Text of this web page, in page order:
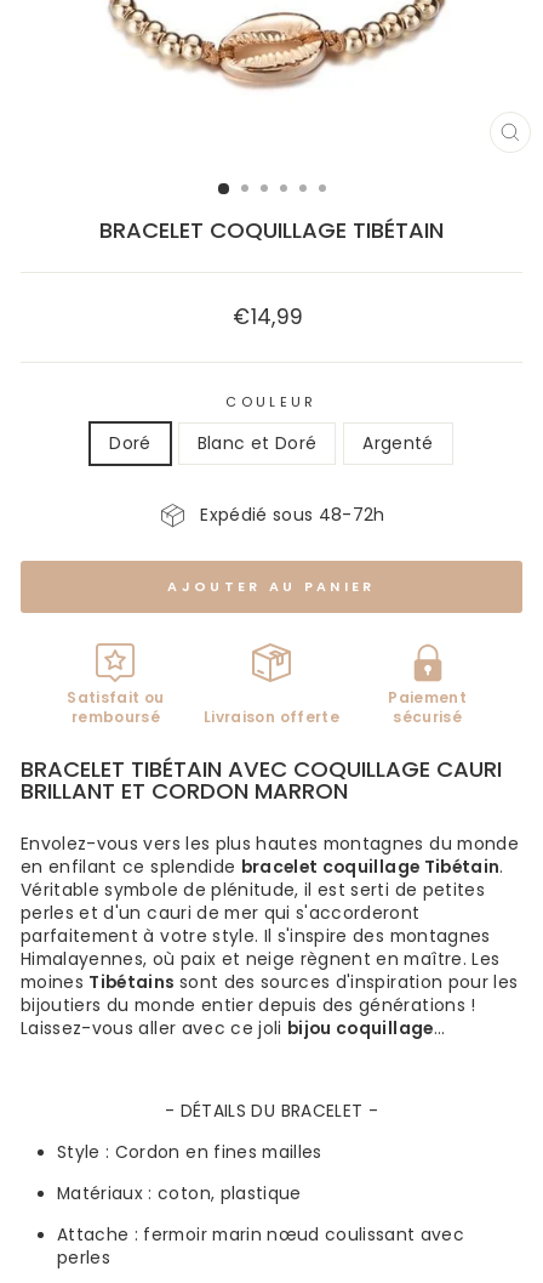
BRACELET COQUILLAGE TIBÉTAIN
Prix
€14,99
COULEUR
Doré Blanc et Doré Argenté
Expédié sous 48-72h
AJOUTER AU PANIER
Satisfait ou
remboursé
Livraison offerte
Paiement
sécurisé
BRACELET TIBÉTAIN AVEC COQUILLAGE CAURI
BRILLANT ET CORDON MARRON
Envolez-vous vers les plus hautes montagnes du monde
en enfilant ce splendide bracelet coquillage Tibétain.
Véritable symbole de plénitude, il est serti de petites
perles et d'un cauri de mer qui s'accorderont
parfaitement à votre style. Il s'inspire des montagnes
Himalayennes, où paix et neige règnent en maître. Les
moines Tibétains sont des sources d'inspiration pour les
bijoutiers du monde entier depuis des générations !
Laissez-vous aller avec ce joli bijou coquillage...
- DÉTAILS DU BRACELET -
Style : Cordon en fines mailles
Matériaux : coton, plastique
Attache : fermoir marin nœud coulissant avec
perles